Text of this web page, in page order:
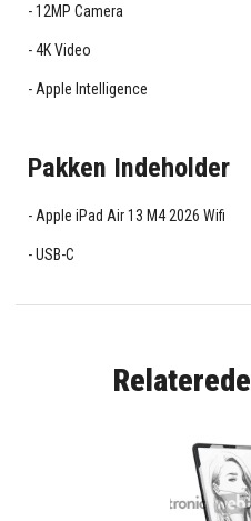
12MP Camera
4K Video
Apple Intelligence
Pakken Indeholder
Apple iPad Air 13 M4 2026 Wifi
USB-C